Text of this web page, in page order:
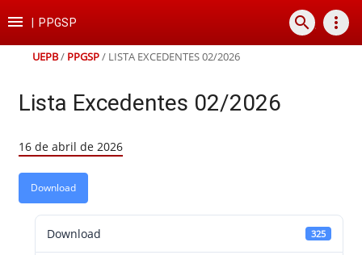
para
conteúdo
para
para
para
rodapé
 PPGSP search more_vert
UEPB/ PPGSP/ LISTA EXCEDENTES 02/2026
Lista Excedentes 02/2026
16 de abril de 2026
Download
Download 325